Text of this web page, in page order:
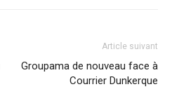
Article suivant
Groupama de nouveau face à
Courrier Dunkerque